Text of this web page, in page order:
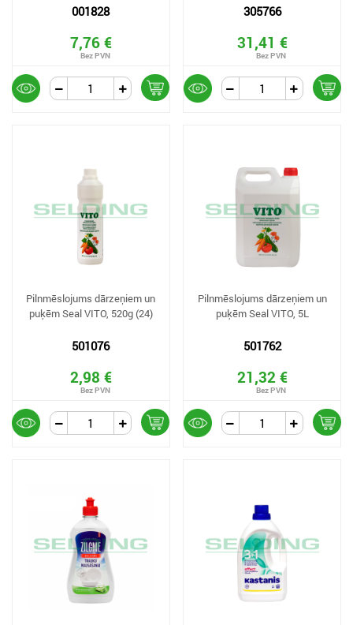
001828
7,76 €
305766
31,41 €
Pilnmēslojums dārzeņiem un
puķēm Seal VITO, 520g (24)
501076
2,98 €
Pilnmēslojums dārzeņiem un
puķēm Seal VITO, 5L
501762
21,32 €